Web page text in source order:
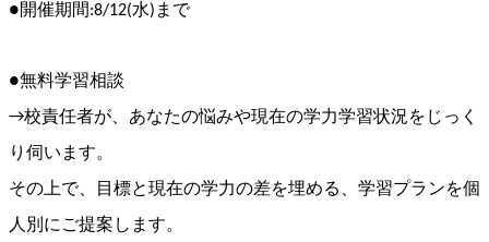
●開催期間:8/12(水)まで
●無料学習相談
→校責任者が、 あなたの悩みや現在の学力学習状況をじっく
り伺います。
その上で、目標と現在の学力の差を埋める、 学習プランを個
人別にご提案します。